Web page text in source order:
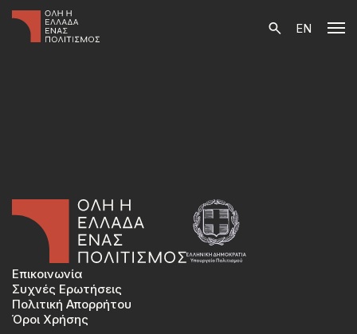
EN
Επικοινωνία
Συχνές Ερωτήσεις
Πολιτική Απορρήτου
Όροι Χρήσης